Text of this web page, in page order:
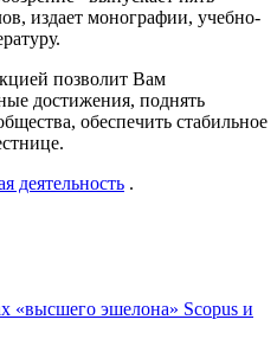
издает монографии, учебно-
позволит Вам
достижения, поднять
обеспечить стабильное
деятельность .
«высшего эшелона» Scopus и